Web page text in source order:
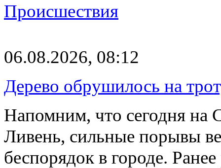
Происшествия
06.08.2026, 08:12
Дерево обрушилось на
Напомним, что сегодня на
Ливень, сильные порывы
беспорядок в городе.